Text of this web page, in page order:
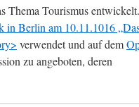
Thema Tourismus
in Berlin am 10.11.1016
verwendet und auf dem
zu angeboten, deren